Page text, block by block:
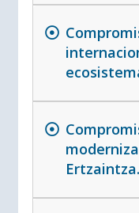
Ertzaintza.